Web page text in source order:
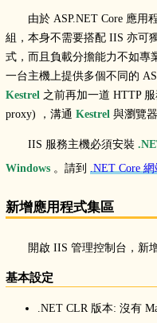
由於 ASP.NET Core 應用
組，本身不需要搭配 IIS 亦可
式，而且負載分擔能力不如專
一台主機上提供多個不同的
Kestrel 之前再加一道 HTTP
proxy) ，溝通 Kestrel 與瀏覽
IIS 服務主機必須安裝
Windows 。請到 .NET Core
新增應用程式集區
開啟 IIS 管理控制台，新
基本設定
.NET CLR 版本: 沒有